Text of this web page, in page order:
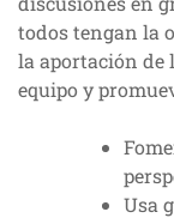
todos tengan la
la aportación de
equipo y
Usa